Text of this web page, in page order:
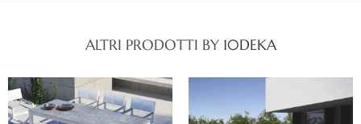
ALTRI PRODOTTI BY 10DEKA